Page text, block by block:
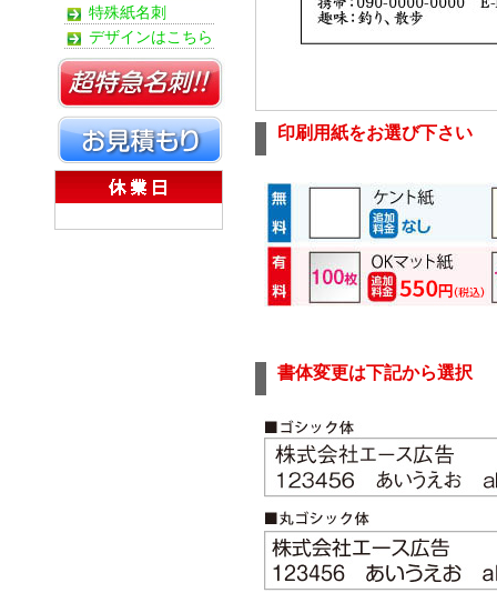
特殊紙名刺
デザインはこちら
印刷用紙をお選び下さい
書体変更は下記から選択